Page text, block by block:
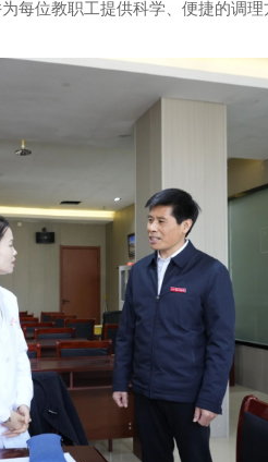
每位教职工提供科学、便捷的调理